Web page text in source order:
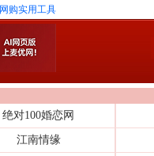
网购实用工具
绝对100婚恋网
江南情缘